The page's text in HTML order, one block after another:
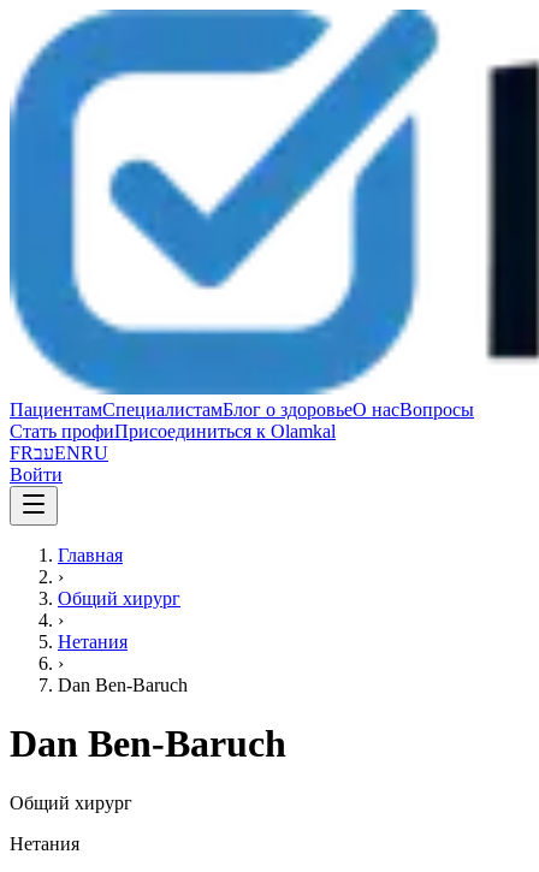
ПациентамСпециалистамБлог о здоровьеО насВопросы
Стать профиПрисоединиться к Olamkal
FRעבENRU
Войти
Главная
›
Общий хирург
›
Нетания
›
Dan Ben-Baruch
Dan Ben-Baruch
Общий хирург
Нетания